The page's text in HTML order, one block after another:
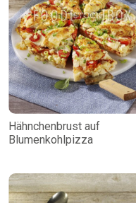
Hähnchenbrust auf
Blumenkohlpizza